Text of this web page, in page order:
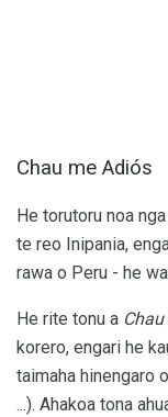
Chau me Adiós
He torutoru noa
te reo Inipania,
rawa o Peru - he
He rite tonu a Chau
korero, engari he
taimaha hinengaro
...). Ahakoa tona